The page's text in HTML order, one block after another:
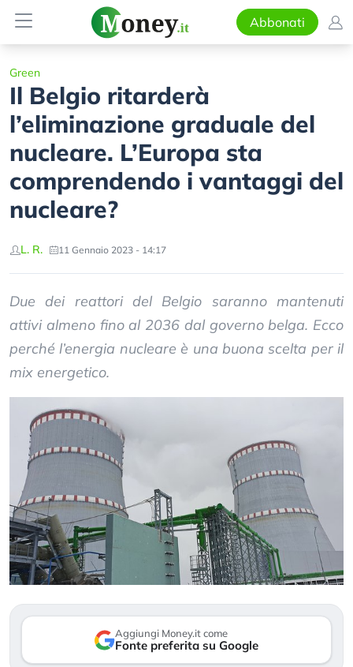
Abbonati
Green
Il Belgio ritarderà
l’eliminazione graduale del
nucleare. L’Europa sta
comprendendo i vantaggi del
nucleare?
L. R. 11 Gennaio 2023 - 14:17
Due dei reattori del Belgio saranno mantenuti
attivi almeno fino al 2036 dal governo belga. Ecco
perché l’energia nucleare è una buona scelta per il
mix energetico.
Aggiungi Money.it come
Fonte preferita su Google